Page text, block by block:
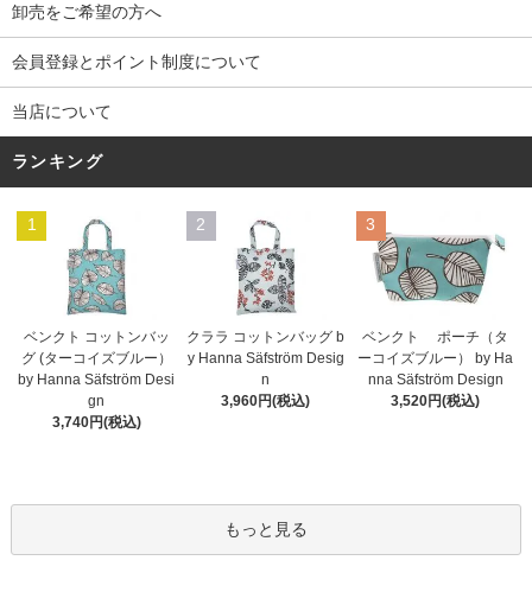
卸売をご希望の方へ
会員登録とポイント制度について
当店について
ランキング
1
ベンクト コットンバッ
グ (ターコイズブルー）
by Hanna Säfström Desi
gn
3,740円(税込)
2
クララ コットンバッグ b
y Hanna Säfström Desig
n
3,960円(税込)
3
ベンクト ポーチ（タ
ーコイズブルー） by Ha
nna Säfström Design
3,520円(税込)
もっと見る